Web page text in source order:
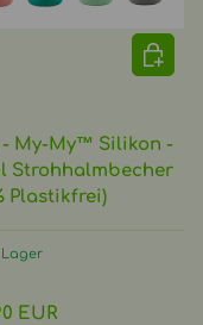
- My-My™ Silikon -
Strohhalmbecher
Plastikfrei)
Preis
EUR